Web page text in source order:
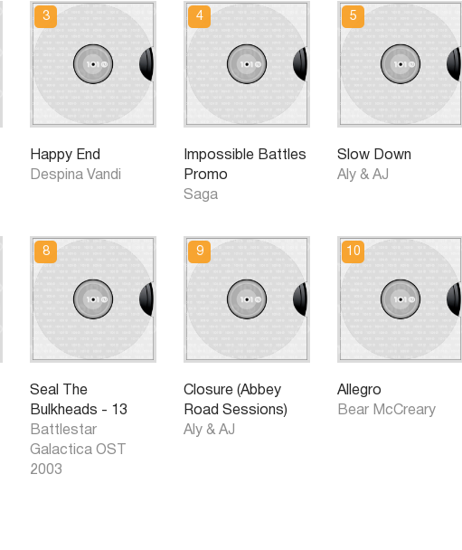
Happy End
Despina Vandi
Impossible Battles
Promo
Saga
Slow Down
Aly & AJ
Seal The
Bulkheads - 13
Battlestar
Galactica OST
2003
Closure (Abbey
Road Sessions)
Aly & AJ
Allegro
Bear McCreary